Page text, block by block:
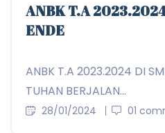
ANBK T.A
ENDE
ANBK T.A 2023.2024 DI
TUHAN BERJALAN...
28/01/2024 01